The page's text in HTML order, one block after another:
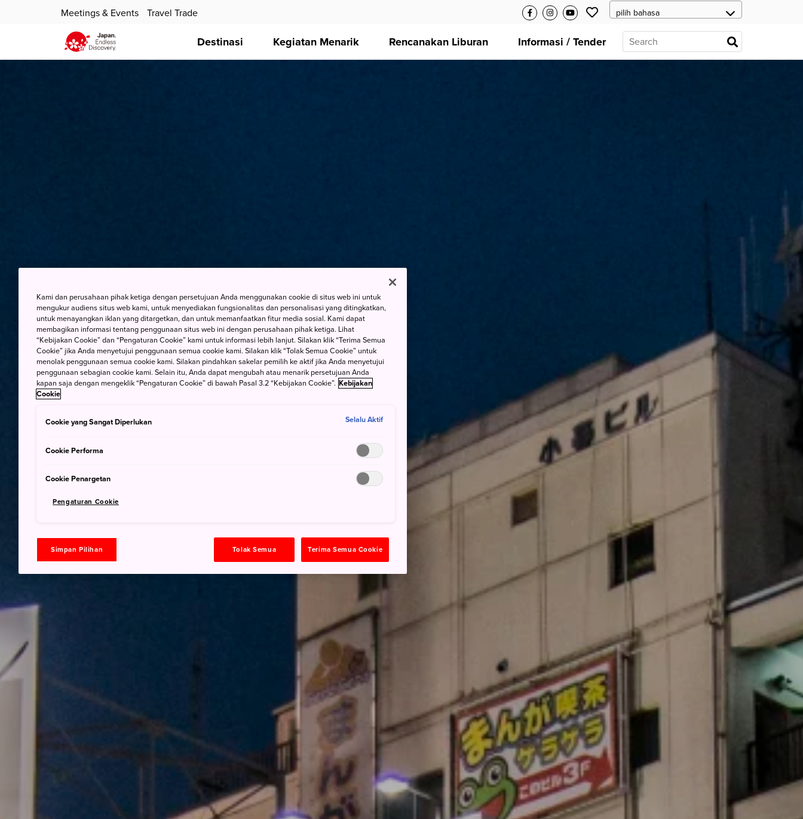
Meetings & Events Travel Trade
Destinasi Kegiatan Menarik Rencanakan Liburan Informasi / Tender
Kami dan perusahaan pihak ketiga dengan persetujuan Anda menggunakan cookie di situs web ini untuk
mengukur audiens situs web kami, untuk menyediakan fungsionalitas dan personalisasi yang ditingkatkan,
untuk menayangkan iklan yang ditargetkan, dan untuk memanfaatkan fitur media sosial. Kami dapat
membagikan informasi tentang penggunaan situs web ini dengan perusahaan pihak ketiga. Lihat
“Kebijakan Cookie” dan “Pengaturan Cookie” kami untuk informasi lebih lanjut. Silakan klik “Terima Semua
Cookie” jika Anda menyetujui penggunaan semua cookie kami. Silakan klik “Tolak Semua Cookie” untuk
menolak penggunaan semua cookie kami. Silakan pindahkan sakelar pemilih ke aktif jika Anda menyetujui
penggunaan sebagian cookie kami. Selain itu, Anda dapat mengubah atau menarik persetujuan Anda
kapan saja dengan mengeklik “Pengaturan Cookie” di bawah Pasal 3.2 “Kebijakan Cookie”. Kebijakan
Cookie
Cookie yang Sangat Diperlukan Selalu Aktif
Cookie Performa
Cookie Penargetan
Pengaturan Cookie
Simpan Pilihan Tolak Semua Terima Semua Cookie